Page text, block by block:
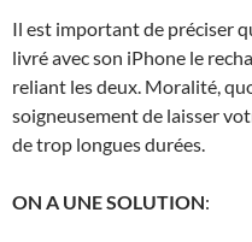
Il est important de préciser
livré avec son iPhone le
reliant les deux. Moralité,
soigneusement de laisser
de trop longues durées.
ON A UNE SOLUTION: